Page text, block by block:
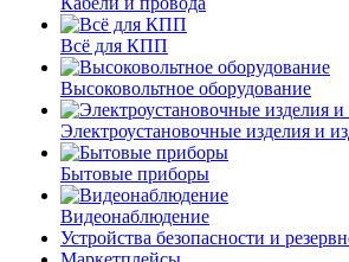
Всё для КПП
Высоковольтное оборудование
Электроустановочные изделия и
Бытовые приборы
Видеонаблюдение
Устройства безопасности и